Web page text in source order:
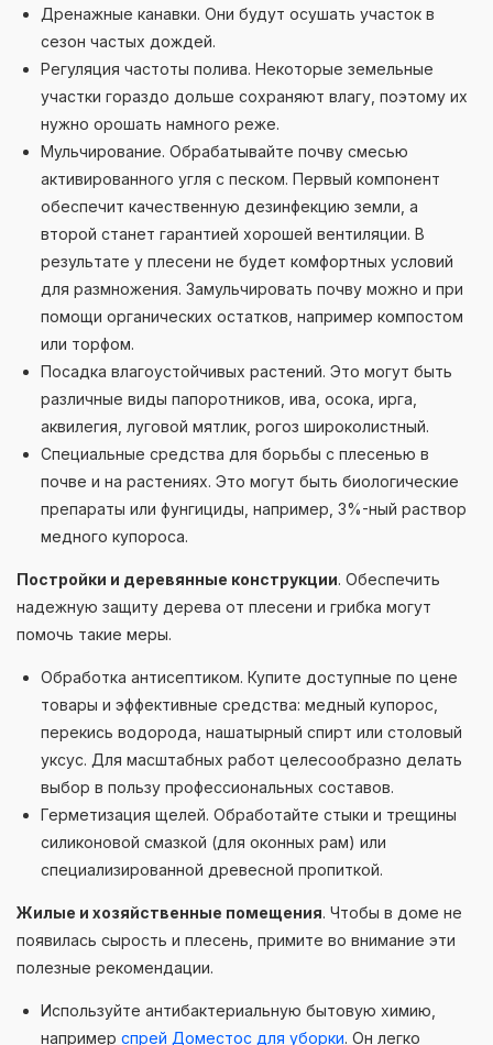
Дренажные канавки. Они будут осушать участок в
сезон частых дождей.
Регуляция частоты полива. Некоторые земельные
участки гораздо дольше сохраняют влагу, поэтому их
нужно орошать намного реже.
Мульчирование. Обрабатывайте почву смесью
активированного угля с песком. Первый компонент
обеспечит качественную дезинфекцию земли, а
второй станет гарантией хорошей вентиляции. В
результате у плесени не будет комфортных условий
для размножения. Замульчировать почву можно и при
помощи органических остатков, например компостом
или торфом.
Посадка влагоустойчивых растений. Это могут быть
различные виды папоротников, ива, осока, ирга,
аквилегия, луговой мятлик, рогоз широколистный.
Специальные средства для борьбы с плесенью в
почве и на растениях. Это могут быть биологические
препараты или фунгициды, например, 3%-ный раствор
медного купороса.
Постройки и деревянные конструкции. Обеспечить
надежную защиту дерева от плесени и грибка могут
помочь такие меры.
Обработка антисептиком. Купите доступные по цене
товары и эффективные средства: медный купорос,
перекись водорода, нашатырный спирт или столовый
уксус. Для масштабных работ целесообразно делать
выбор в пользу профессиональных составов.
Герметизация щелей. Обработайте стыки и трещины
силиконовой смазкой (для оконных рам) или
специализированной древесной пропиткой.
Жилые и хозяйственные помещения. Чтобы в доме не
появилась сырость и плесень, примите во внимание эти
полезные рекомендации.
Используйте антибактериальную бытовую химию,
например спрей Доместос для уборки. Он легко